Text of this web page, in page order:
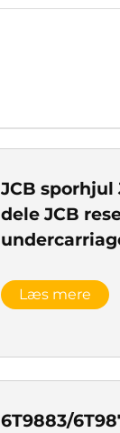
JCB sporhjul
dele JCB
Læs mere
6T9883/